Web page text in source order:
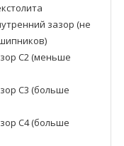
зазор (не
C2 (меньше
C3 (больше
C4 (больше